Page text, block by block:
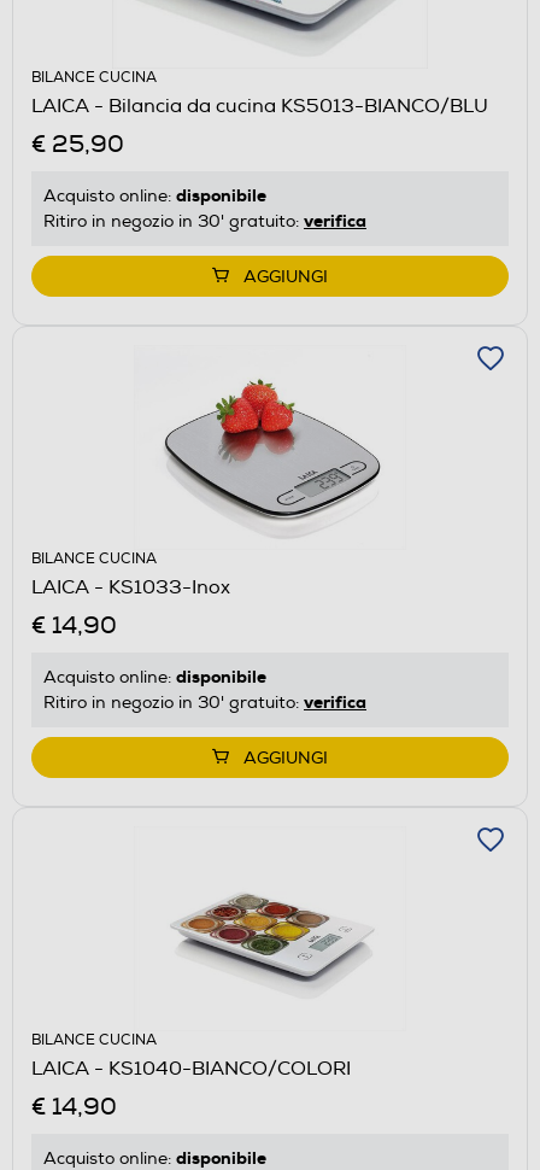
BILANCE CUCINA
LAICA - Bilancia da cucina KS5013-BIANCO/BLU
€ 25,90
Acquisto online: disponibile
Ritiro in negozio in 30' gratuito: verifica
AGGIUNGI
BILANCE CUCINA
LAICA - KS1033-Inox
€ 14,90
Acquisto online: disponibile
Ritiro in negozio in 30' gratuito: verifica
AGGIUNGI
BILANCE CUCINA
LAICA - KS1040-BIANCO/COLORI
€ 14,90
Acquisto online: disponibile